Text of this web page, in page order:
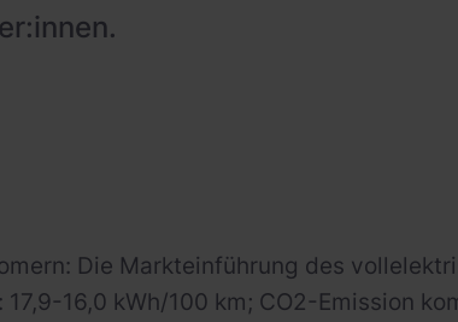
Die Markteinführung des
17,9-16,0 kWh/100 km; CO2-Emission